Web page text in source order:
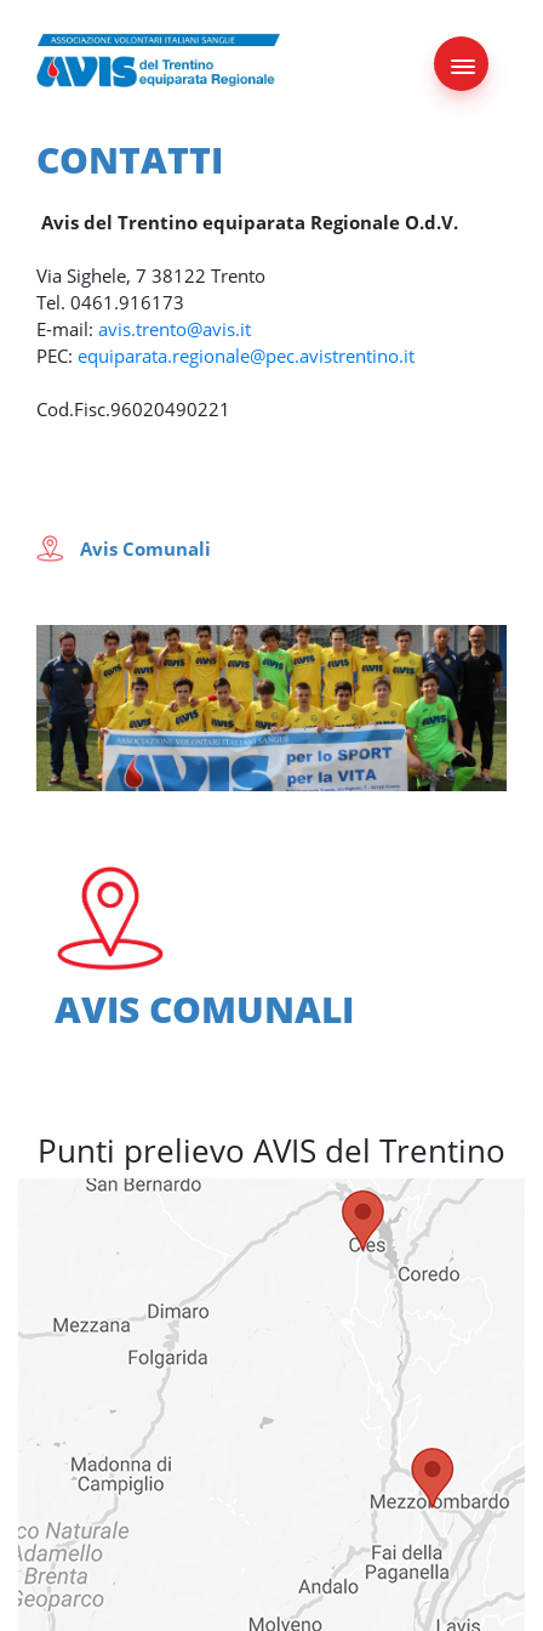
Skip
content
CONTATTI
Avis del Trentino equiparata Regionale O.d.V.
Via Sighele, 7 38122 Trento
Tel. 0461.916173
E-mail: avis.trento@avis.it
PEC: equiparata.regionale@pec.avistrentino.it
Cod.Fisc.96020490221
Avis Comunali
AVIS COMUNALI
Punti prelievo AVIS del Trentino